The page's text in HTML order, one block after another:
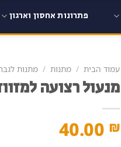
פתרונות אחסון וארגון
עמוד הבית / מתנות / מתנות
מנעול רצועה
40.00 ₪